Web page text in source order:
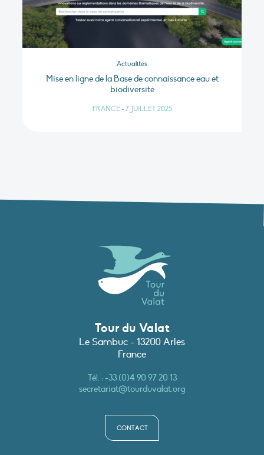
Actualités
Mise en ligne de la Base de connaissance eau et
biodiversité
FRANCE • 7 JUILLET 2025
Tour du Valat
Le Sambuc - 13200 Arles
France
Tél. :+33 (0)4 90 97 20 13
secretariat@tourduvalat.org
CONTACT